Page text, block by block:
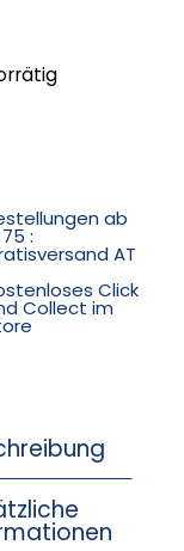
ab
:
AT
Click
Collect im